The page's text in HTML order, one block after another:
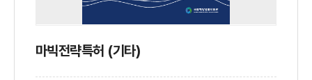
마빅전략특허 (기타)